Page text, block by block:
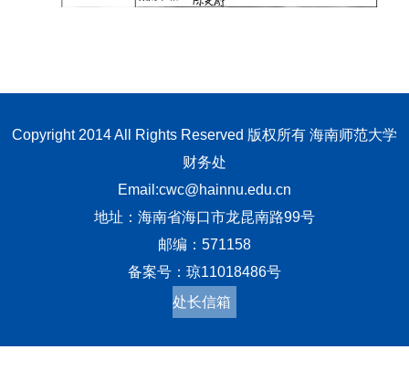
Copyright 2014 All Rights Reserved 版权所有 海南师范大学
财务处
Email:cwc@hainnu.edu.cn
地址：海南省海口市龙昆南路99号
邮编：571158
备案号：琼11018486号
处长信箱